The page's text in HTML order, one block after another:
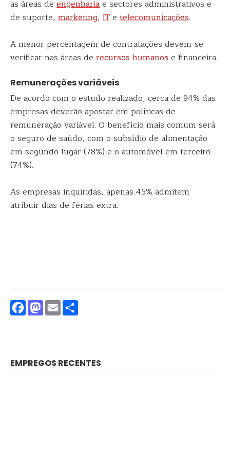
as áreas de engenhariae sectores administrativos e
de suporte, marketing, ITe telecomunicações.
A menor percentagem de contratações devem-se
verificar nas áreas de recursos humanose financeira.
Remunerações variáveis
De acordo com o estudo realizado, cerca de 94% das
empresas deverão apostar em políticas de
remuneração variável. O benefício mais comum será
o seguro de saúdo, com o subsídio de alimentação
em segundo lugar (78%) e o automóvel em terceiro
(74%).
As empresas inquiridas, apenas 45% admitem
atribuir dias de férias extra.
Facebook
Mastodon
Email
EMPREGOS RECENTES